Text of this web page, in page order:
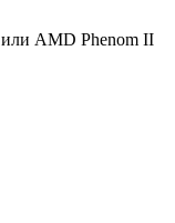
AMD Phenom II